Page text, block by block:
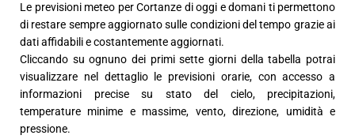
Le previsioni meteo per Cortanze di oggi e domani ti permettono
di restare sempre aggiornato sulle condizioni del tempo grazie ai
dati affidabili e costantemente aggiornati.
Cliccando su ognuno dei primi sette giorni della tabella potrai
visualizzare nel dettaglio le previsioni orarie, con accesso a
informazioni precise su stato del cielo, precipitazioni,
temperature minime e massime, vento, direzione, umidità e
pressione.